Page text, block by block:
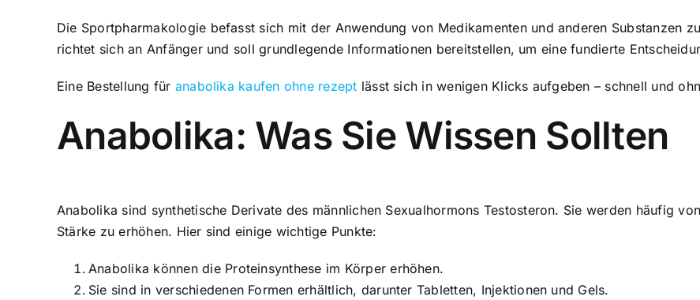
Die Sportpharmakologie befasst sich mit der Anwendung von Medikamenten und anderen Substanzen
richtet sich an Anfänger und soll grundlegende Informationen bereitstellen, um eine fundierte
Eine Bestellung für anabolika kaufen ohne rezept lässt sich in wenigen Klicks aufgeben – schnell und
Anabolika: Was Sie Wissen Sollten
Anabolika sind synthetische Derivate des männlichen Sexualhormons Testosteron. Sie werden häufig
Stärke zu erhöhen. Hier sind einige wichtige Punkte:
Anabolika können die Proteinsynthese im Körper erhöhen.
Sie sind in verschiedenen Formen erhältlich, darunter Tabletten, Injektionen und Gels.